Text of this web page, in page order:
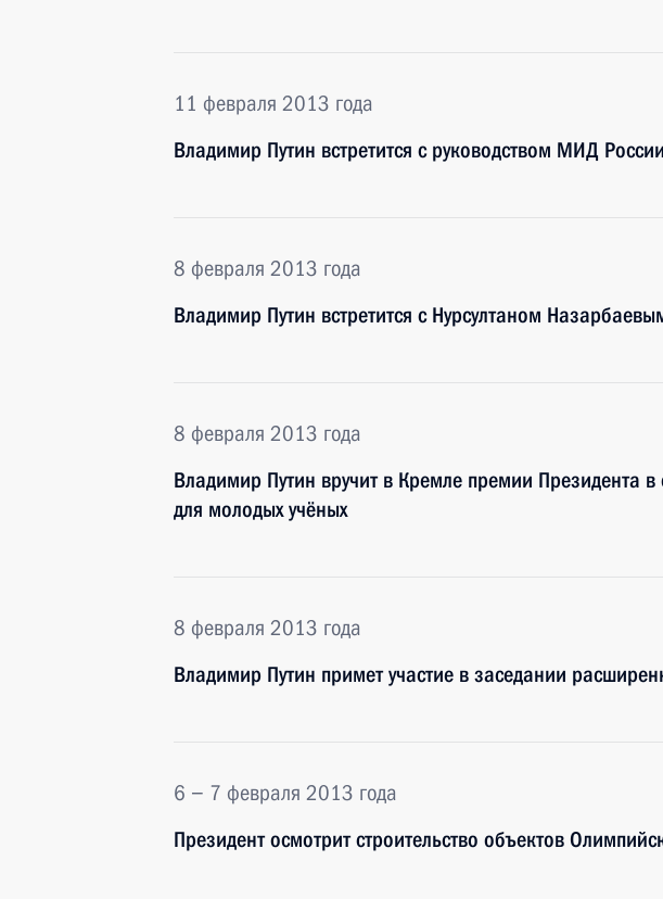
11 февраля 2013 года
Владимир Путин встретится с руководством МИД России
8 февраля 2013 года
Владимир Путин встретится с Нурсултаном
8 февраля 2013 года
Владимир Путин вручит в Кремле премии Президента
для молодых учёных
8 февраля 2013 года
Владимир Путин примет участие в заседании
6 − 7 февраля 2013 года
Президент осмотрит строительство объектов